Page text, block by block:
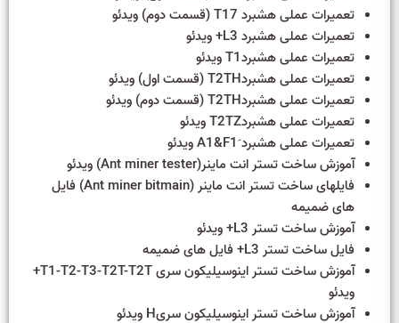
تعمیرات عملی هشبرد T17 (قسمت دوم) ویدئو
تعمیرات عملی هشبرد L3+ ویدئو
تعمیرات عملی هشبردT1 ویدئو
تعمیرات عملی هشبردT2TH (قسمت اول) ویدئو
تعمیرات عملی هشبردT2TH (قسمت دوم) ویدئو
تعمیرات عملی هشبردT2TZ ویدئو
تعمیرات عملی هشبرد َA1&F1 ویدئو
آموزش ساخت تستر انت ماینر(Ant miner tester) ویدئو
فایلهای ساخت تستر انت ماینر (Ant miner bitmain) فایل
های ضمیمه
آموزش ساخت تستر L3+ ویدئو
فایل ساخت تستر L3+ فایل های ضمیمه
آموزش ساخت تستر اینوسیلیکون سری T1-T2-T3-T2T-T2T+
ویدئو
آموزش ساخت تستر اینوسیلیکون سریH ویدئو